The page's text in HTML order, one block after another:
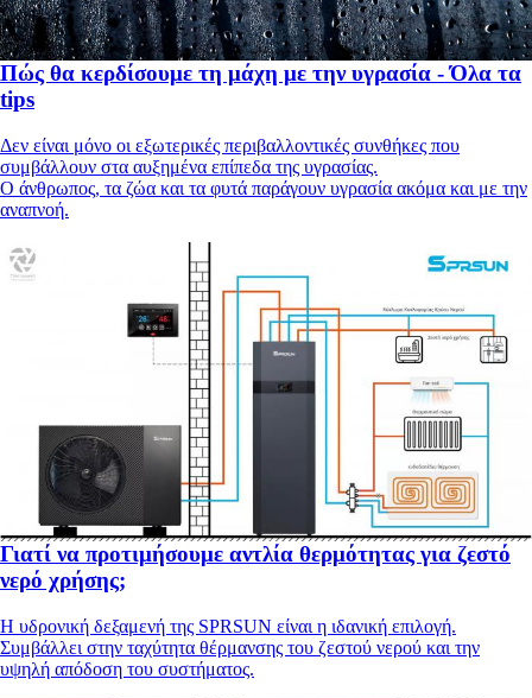
Πώς θα κερδίσουμε τη μάχη με την υγρασία - Όλα τα
tips
Δεν είναι μόνο οι εξωτερικές περιβαλλοντικές συνθήκες που
συμβάλλουν στα αυξημένα επίπεδα της υγρασίας.
Ο άνθρωπος, τα ζώα και τα φυτά παράγουν υγρασία ακόμα και με την
αναπνοή.
Γιατί να προτιμήσουμε αντλία θερμότητας για ζεστό
νερό χρήσης;
Η υδρονική δεξαμενή της SPRSUN είναι η ιδανική επιλογή.
Συμβάλλει στην ταχύτητα θέρμανσης του ζεστού νερού και την
υψηλή απόδοση του συστήματος.